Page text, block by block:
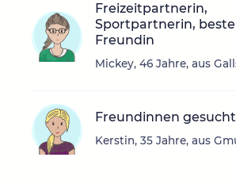
Freizeitpartnerin,
Sportpartnerin, beste
Freundin
Mickey, 46 Jahre, aus
Freundinnen gesucht
Kerstin, 35 Jahre, aus